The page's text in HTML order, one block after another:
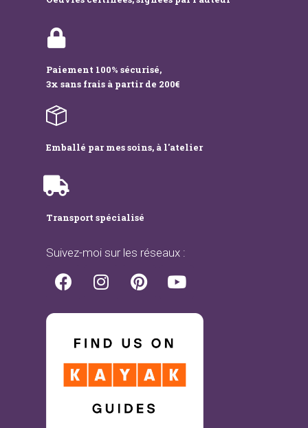
Paiement 100% sécurisé,
3x sans frais à partir de 200€
Emballé par mes soins, à l'atelier
Transport spécialisé
Suivez-moi sur les réseaux :